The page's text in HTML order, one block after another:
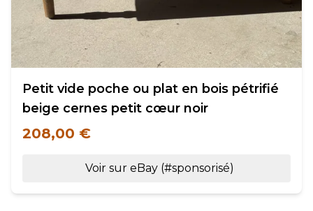
Petit vide poche ou plat en bois pétrifié
beige cernes petit cœur noir
208,00 €
Voir sur eBay (#sponsorisé)